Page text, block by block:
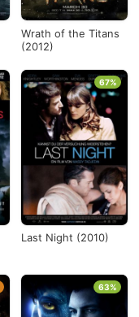
Wrath of the Titans
(2012)
Last Night (2010)
67%
63%